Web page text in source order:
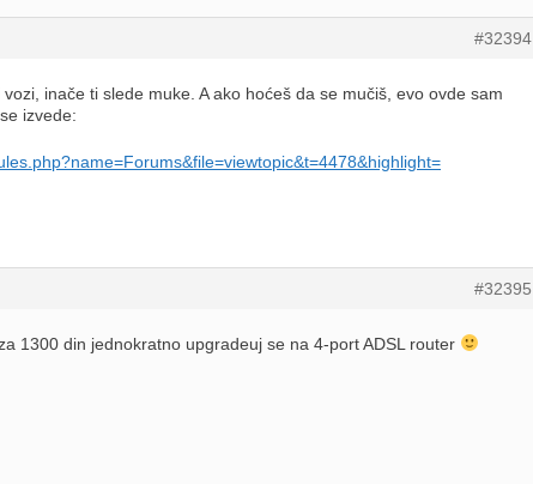
#32394
inače ti slede muke. A ako hoćeš da se mučiš, evo ovde sam
izvede:
#32395
1300 din jednokratno upgradeuj se na 4-port ADSL router